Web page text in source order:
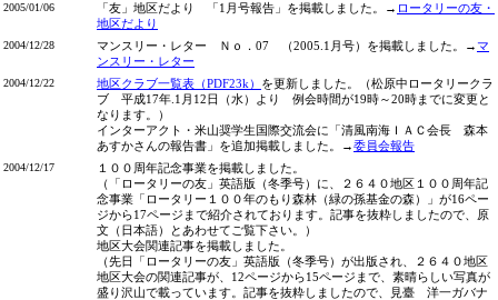
2005/01/06 「友」地区だより 「1月号報告」を掲載しました。→ ロータリーの友・
地区だより
2004/12/28 マンスリー・レター Ｎｏ．07 （2005.1月号）を掲載しました。→マ
ンスリー・レター
2004/12/22 地区クラブ一覧表（PDF23k） を更新しました。（松原中ロータリークラ
ブ 平成17年.1月12日（水）より 例会時間が19時～20時までに変更と
なります。）
インターアクト・米山奨学生国際交流会に「清風南海ＩＡＣ会長 森本
あすかさんの報告書」を追加掲載しました。→委員会報告
2004/12/17
１００周年記念事業を掲載しました。
（「ロータリーの友」英語版（冬季号）に、２６４０地区１００周年記
念事業「ロータリー１００年のもり森林（緑の孫基金の森）」が16ペー
ジから17ページまで紹介されております。記事を抜粋しましたので、原
文（日本語）とあわせてご覧下さい。）
地区大会関連記事を掲載しました。
（先日「ロータリーの友」英語版（冬季号）が出版され、２６４０地区
地区大会の関連記事が、12ページから15ページまで、素晴らしい写真が
盛り沢山で載っています。記事を抜粋しましたので、見臺 洋一ガバナ